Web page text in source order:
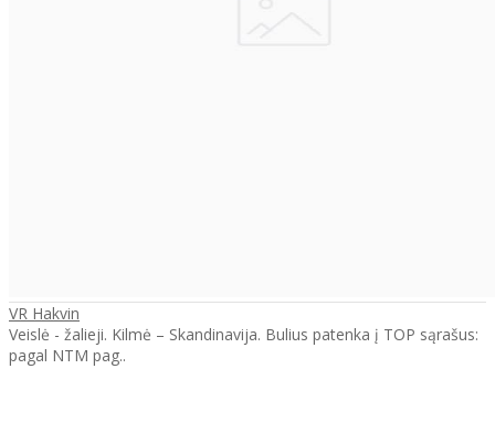
VR Hakvin
Veislė - žalieji. Kilmė – Skandinavija. Bulius patenka į TOP sąrašus:
pagal NTM pag..